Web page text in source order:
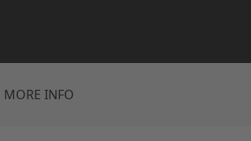
MORE INFO